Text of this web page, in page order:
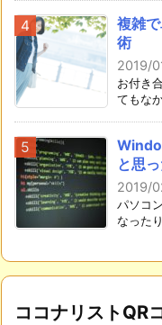
複雑
術
2019/
お付き
てもな
と思
2019/
パソコ
なった
ココナリストQR